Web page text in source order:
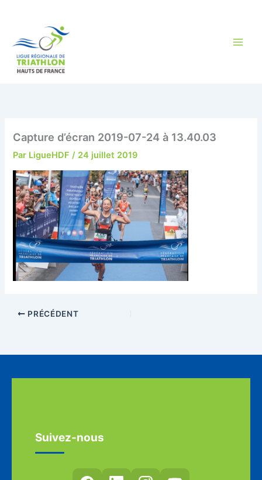
Capture d’écran 2019-07-24 à 13.40.03
Par LigueHDF/ 24 juillet 2019
PRÉCÉDENT
Suivez-nous